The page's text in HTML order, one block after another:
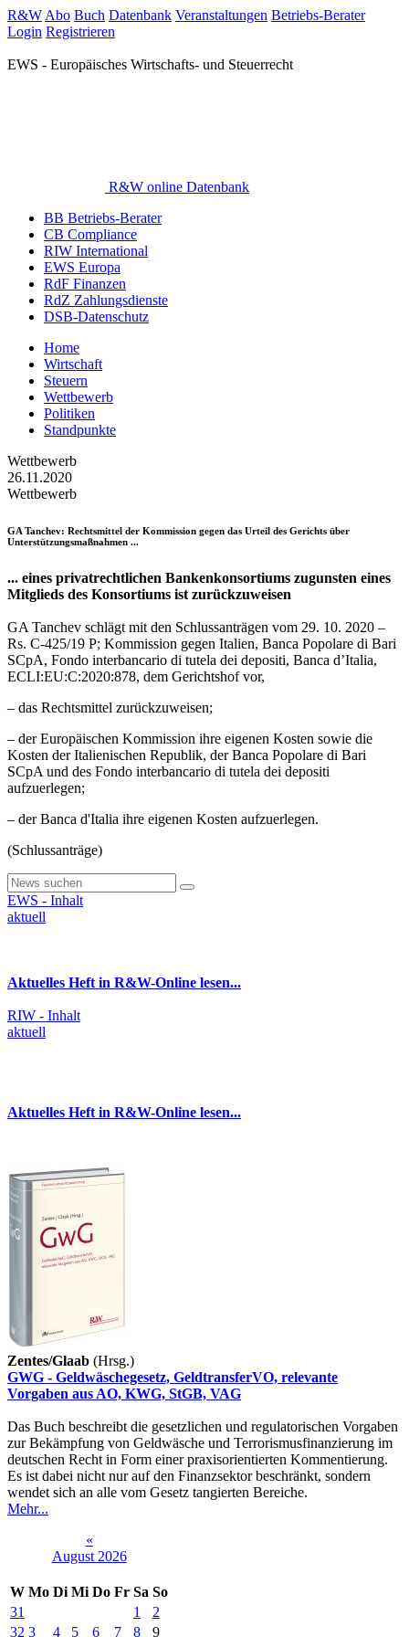
R&W Abo Buch Datenbank Veranstaltungen Betriebs-Berater
Login Registrieren
EWS - Europäisches Wirtschafts- und Steuerrecht
R&W online Datenbank
BB Betriebs-Berater
CB Compliance
RIW International
EWS Europa
RdF Finanzen
RdZ Zahlungsdienste
DSB-Datenschutz
Home
Wirtschaft
Steuern
Wettbewerb
Politiken
Standpunkte
Wettbewerb
26.11.2020
Wettbewerb
GA Tanchev: Rechtsmittel der Kommission gegen das Urteil des Gerichts über
Unterstützungsmaßnahmen ...
... eines privatrechtlichen Bankenkonsortiums zugunsten eines
Mitglieds des Konsortiums ist zurückzuweisen
GA Tanchev schlägt mit den Schlussanträgen vom 29. 10. 2020 –
Rs. C-425/19 P; Kommission gegen Italien, Banca Popolare di Bari
SCpA, Fondo interbancario di tutela dei depositi, Banca d’Italia,
ECLI:EU:C:2020:878, dem Gerichtshof vor,
– das Rechtsmittel zurückzuweisen;
– der Europäischen Kommission ihre eigenen Kosten sowie die
Kosten der Italienischen Republik, der Banca Popolare di Bari
SCpA und des Fondo interbancario di tutela dei depositi
aufzuerlegen;
– der Banca d'Italia ihre eigenen Kosten aufzuerlegen.
(Schlussanträge)
EWS - Inhalt
aktuell
Aktuelles Heft in R&W-Online lesen...
RIW - Inhalt
aktuell
Aktuelles Heft in R&W-Online lesen...
Zentes/Glaab (Hrsg.)
GWG - Geldwäschegesetz, GeldtransferVO, relevante
Vorgaben aus AO, KWG, StGB, VAG
Das Buch beschreibt die gesetzlichen und regulatorischen Vorgaben
zur Bekämpfung von Geldwäsche und Terrorismusfinanzierung im
deutschen Recht in Form einer praxisorientierten Kommentierung.
Es ist dabei nicht nur auf den Finanzsektor beschränkt, sondern
wendet sich an alle vom Gesetz tangierten Bereiche.
Mehr...
«
August 2026
W Mo Di Mi Do Fr Sa So
31
1
2
32 3 4 5 6 7 8 9